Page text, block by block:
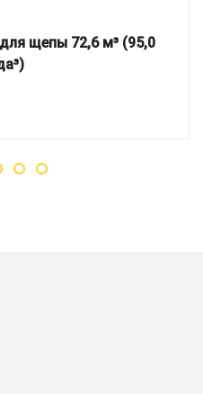
щепы 72,6 м³ (95,0